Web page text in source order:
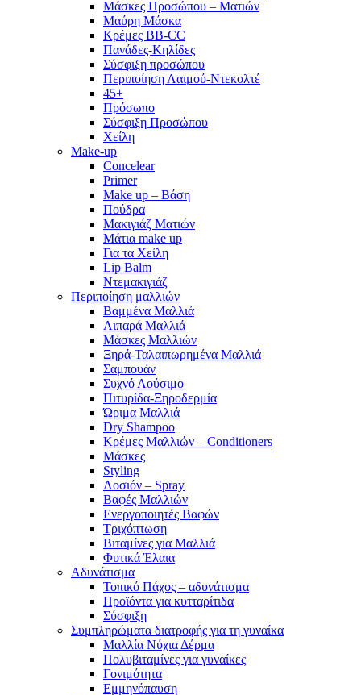
Μάσκες Προσώπου – Ματιών
Μαύρη Μάσκα
Κρέμες BB-CC
Πανάδες-Κηλίδες
Σύσφιξη προσώπου
Περιποίηση Λαιμού-Ντεκολτέ
45+
Πρόσωπο
Σύσφιξη Προσώπου
Χείλη
Make-up
Concelear
Primer
Make up – Βάση
Πούδρα
Μακιγιάζ Ματιών
Μάτια make up
Για τα Χείλη
Lip Balm
Ντεμακιγιάζ
Περιποίηση μαλλιών
Βαμμένα Μαλλιά
Λιπαρά Μαλλιά
Μάσκες Μαλλιών
Ξηρά-Ταλαιπωρημένα Μαλλιά
Σαμπουάν
Συχνό Λούσιμο
Πιτυρίδα-Ξηροδερμία
Ώριμα Μαλλιά
Dry Shampoo
Κρέμες Μαλλιών – Conditioners
Μάσκες
Styling
Λοσιόν – Spray
Βαφές Μαλλιών
Ενεργοποιητές Βαφών
Τριχόπτωση
Βιταμίνες για Μαλλιά
Φυτικά Έλαια
Αδυνάτισμα
Τοπικό Πάχος – αδυνάτισμα
Προϊόντα για κυτταρίτιδα
Σύσφιξη
Συμπληρώματα διατροφής για τη γυναίκα
Μαλλία Νύχια Δέρμα
Πολυβιταμίνες για γυναίκες
Γονιμότητα
Εμμηνόπαυση